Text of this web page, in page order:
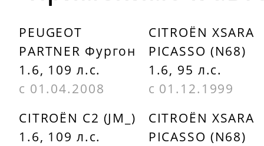
PEUGEOT
PARTNER Фургон
1.6, 109 л.с.
с 01.04.2008
CITROËN C2 (JM_)
1.6, 109 л.с.
CITROËN XSARA
PICASSO (N68)
1.6, 95 л.с.
с 01.12.1999
CITROËN XSARA
PICASSO (N68)